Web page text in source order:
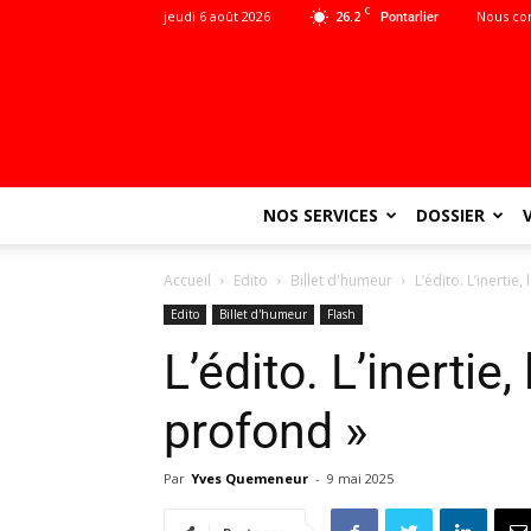
26.2 C Pontarlier
jeudi 6 août 2026 Nous
NOS SERVICES DOSSIER
Accueil Edito Billet d'humeur L’édito.
Edito Billet d'humeur Flash
L’édito.
profond »
Par Yves Quemeneur - 9 mai 2025